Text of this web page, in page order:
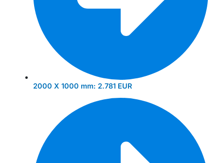
2000 X 1000 mm: 2.781 EUR